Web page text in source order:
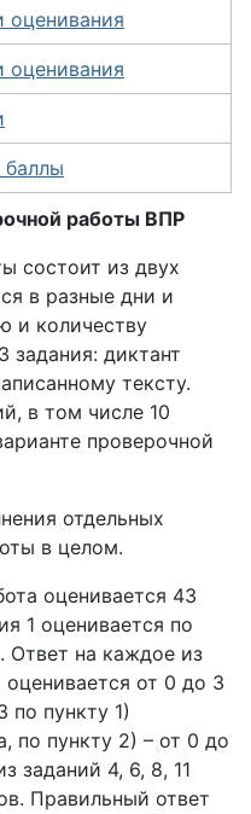
оценивания
оценивания
баллы
работы ВПР
состоит из двух
в разные дни и
и количеству
задания: диктант
тексту.
в том числе 10
проверочной
отдельных
в целом.
оценивается 43
1 оценивается по
Ответ на каждое из
оценивается от 0 до 3
по пункту 1)
по пункту 2) – от 0 до
заданий 4, 6, 8, 11
Правильный ответ